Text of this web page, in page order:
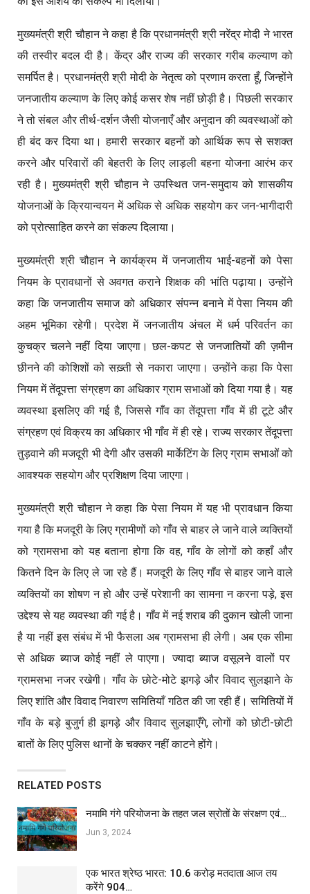
मुख्यमंत्री श्री चौहान ने कहा है कि प्रधानमंत्री श्री नरेंद्र मोदी ने भारत
की तस्वीर बदल दी है। केंद्र और राज्य की सरकार गरीब कल्याण को
समर्पित है। प्रधानमंत्री श्री मोदी के नेतृत्व को प्रणाम करता हूँ, जिन्होंने
जनजातीय कल्याण के लिए कोई कसर शेष नहीं छोड़ी है। पिछली सरकार
ने तो संबल और तीर्थ-दर्शन जैसी योजनाएँ और अनुदान की व्यवस्थाओं को
ही बंद कर दिया था। हमारी सरकार बहनों को आर्थिक रूप से सशक्त
करने और परिवारों की बेहतरी के लिए लाड़ली बहना योजना आरंभ कर
रही है। मुख्यमंत्री श्री चौहान ने उपस्थित जन-समुदाय को शासकीय
योजनाओं के क्रियान्वयन में अधिक से अधिक सहयोग कर जन-भागीदारी
को प्रोत्साहित करने का संकल्प दिलाया।
मुख्यमंत्री श्री चौहान ने कार्यक्रम में जनजातीय भाई-बहनों को पेसा
नियम के प्रावधानों से अवगत कराने शिक्षक की भांति पढ़ाया। उन्होंने
कहा कि जनजातीय समाज को अधिकार संपन्न बनाने में पेसा नियम की
अहम भूमिका रहेगी। प्रदेश में जनजातीय अंचल में धर्म परिवर्तन का
कुचक्र चलने नहीं दिया जाएगा। छल-कपट से जनजातियों की ज़मीन
छीनने की कोशिशों को सख़्ती से नकारा जाएगा। उन्होंने कहा कि पेसा
नियम में तेंदूपत्ता संग्रहण का अधिकार ग्राम सभाओं को दिया गया है। यह
व्यवस्था इसलिए की गई है, जिससे गाँव का तेंदूपत्ता गाँव में ही टूटे और
संग्रहण एवं विक्रय का अधिकार भी गाँव में ही रहे। राज्य सरकार तेंदूपत्ता
तुड़वाने की मजदूरी भी देगी और उसकी मार्केटिंग के लिए ग्राम सभाओं को
आवश्यक सहयोग और प्रशिक्षण दिया जाएगा।
मुख्यमंत्री श्री चौहान ने कहा कि पेसा नियम में यह भी प्रावधान किया
गया है कि मजदूरी के लिए ग्रामीणों को गाँव से बाहर ले जाने वाले व्यक्तियों
को ग्रामसभा को यह बताना होगा कि वह,गाँव के लोगों को कहाँ और
कितने दिन के लिए ले जा रहे हैं। मजदूरी के लिए गाँव से बाहर जाने वाले
व्यक्तियों का शोषण न हो और उन्हें परेशानी का सामना न करना पड़े, इस
उद्देश्य से यह व्यवस्था की गई है। गाँव में नई शराब की दुकान खोली जाना
है या नहीं इस संबंध में भी फैसला अब ग्रामसभा ही लेगी। अब एक सीमा
से अधिक ब्याज कोई नहीं ले पाएगा। ज्यादा ब्याज वसूलने वालों पर
ग्रामसभा नजर रखेगी। गाँव के छोटे-मोटे झगड़े और विवाद सुलझाने के
लिए शांति और विवाद निवारण समितियाँ गठित की जा रही हैं। समितियों में
गाँव के बड़े बुजुर्ग ही झगड़े और विवाद सुलझाएँगे, लोगों को छोटी-छोटी
बातों के लिए पुलिस थानों के चक्कर नहीं काटने होंगे।
RELATED POSTS
नमामि गंगे परियोजना के तहत जल स्रोतों के संरक्षण एवं…
Jun 3, 2024
एक भारत श्रेष्ठ भारत: 10.6 करोड़ मतदाता आज तय
करेंगे 904…